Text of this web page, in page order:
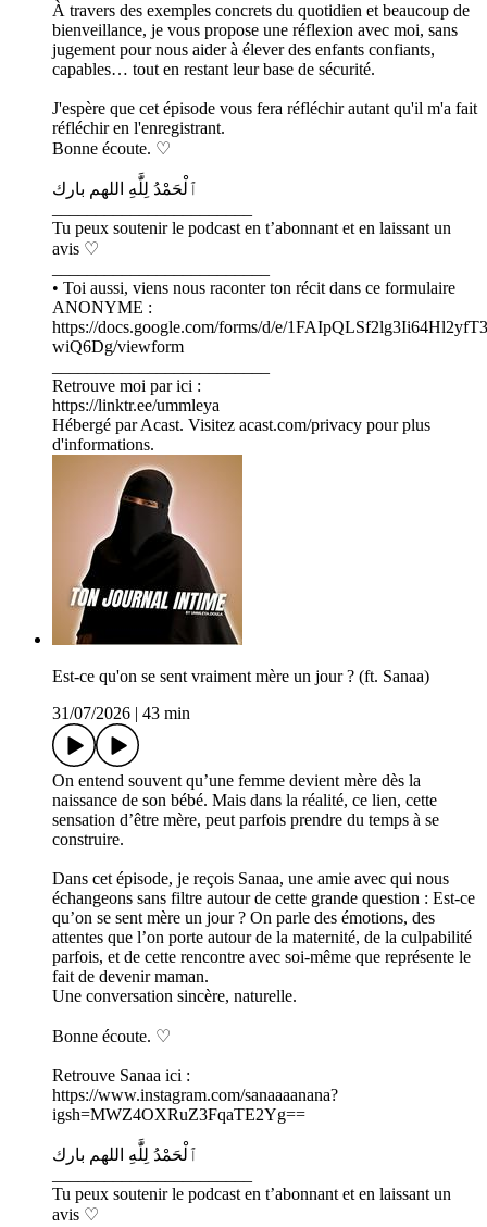
À travers des exemples concrets du quotidien et beaucoup de
bienveillance, je vous propose une réflexion avec moi, sans
jugement pour nous aider à élever des enfants confiants,
capables… tout en restant leur base de sécurité.
J'espère que cet épisode vous fera réfléchir autant qu'il m'a fait
réfléchir en l'enregistrant.
Bonne écoute. ♡
ٱلْحَمْدُ لِلَّٰهِ اللهم بارك
Tu peux soutenir le podcast en t’abonnant et en laissant un
avis ♡
• Toi aussi, viens nous raconter ton récit dans ce formulaire
ANONYME :
https://docs.google.com/forms/d/e/
wiQ6Dg/viewform
Retrouve moi par ici :
https://linktr.ee/ummleya
Hébergé par Acast. Visitez acast.com/privacy pour plus
d'informations.
Est-ce qu'on se sent vraiment mère un jour ? (ft. Sanaa)
31/07/2026
43 min
On entend souvent qu’une femme devient mère dès la
naissance de son bébé. Mais dans la réalité, ce lien, cette
sensation d’être mère, peut parfois prendre du temps à se
construire.
Dans cet épisode, je reçois Sanaa, une amie avec qui nous
échangeons sans filtre autour de cette grande question : Est-ce
qu’on se sent mère un jour ? On parle des émotions, des
attentes que l’on porte autour de la maternité, de la culpabilité
parfois, et de cette rencontre avec soi-même que représente le
fait de devenir maman.
Une conversation sincère, naturelle.
Bonne écoute. ♡
Retrouve Sanaa ici :
https://www.instagram.com/sanaaaanana?
igsh=MWZ4OXRuZ3FqaTE2Yg==
ٱلْحَمْدُ لِلَّٰهِ اللهم بارك
Tu peux soutenir le podcast en t’abonnant et en laissant un
avis ♡